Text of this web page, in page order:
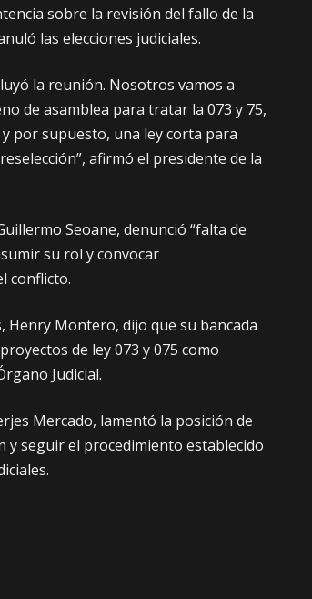
sobre la revisión del fallo de la
las elecciones judiciales.
la reunión. Nosotros vamos a
de asamblea para tratar la 073 y 75,
por supuesto, una ley corta para
afirmó el presidente de la
Seoane, denunció “falta de
su rol y convocar
conflicto.
Henry Montero, dijo que su bancada
de ley 073 y 075 como
Judicial.
Mercado, lamentó la posición de
y seguir el procedimiento establecido